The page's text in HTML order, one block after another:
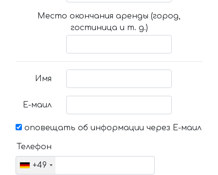
Место окончания аренды (город,
гостиница и т. д.)
Имя
Е-маил
оповещать об информации через Е-маил
Телефон
+49